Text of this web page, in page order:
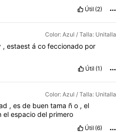
Útil (2)
Color: Azul / Talla: Unitalla
,estaestácofeccionado por
Útil (1)
Color: Azul / Talla: Unitalla
, es de buen tama ñ o , el
elespaciodel primero
Útil (6)